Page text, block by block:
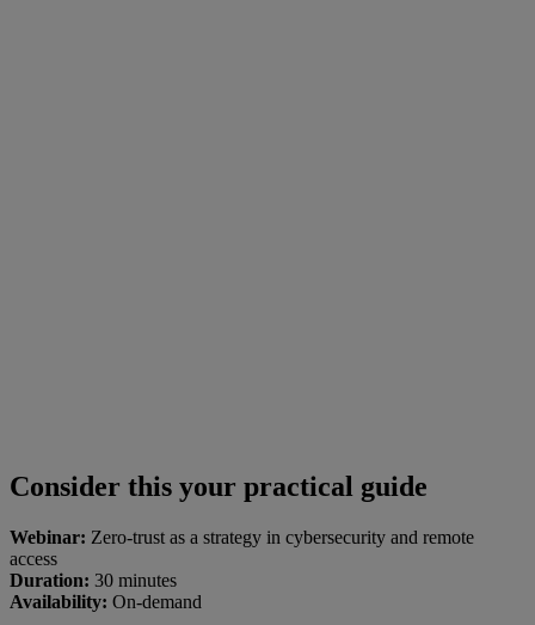
Consider this your practical guide
Webinar: Zero-trust as a strategy in cybersecurity and remote
access
Duration: 30 minutes
Availability: On-demand